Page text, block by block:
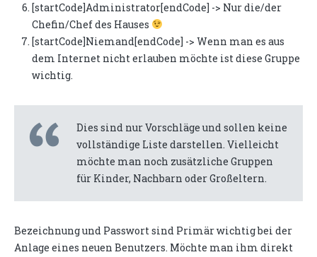
[startCode]Administrator[endCode] -> Nur die/der
Chefin/Chef des Hauses
[startCode]Niemand[endCode] -> Wenn man es aus
dem Internet nicht erlauben möchte ist diese Gruppe
wichtig.
Dies sind nur Vorschläge und sollen keine
vollständige Liste darstellen. Vielleicht
möchte man noch zusätzliche Gruppen
für Kinder, Nachbarn oder Großeltern.
Bezeichnung und Passwort sind Primär wichtig bei der
Anlage eines neuen Benutzers. Möchte man ihm direkt